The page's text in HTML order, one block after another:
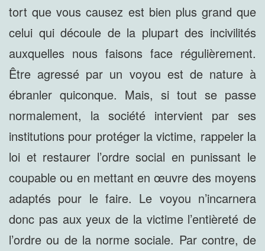
tort que vous causez est bien plus grand que
celui qui découle de la plupart des incivilités
auxquelles nous faisons face régulièrement.
Être agressé par un voyou est de nature à
ébranler quiconque. Mais, si tout se passe
normalement, la société intervient par ses
institutions pour protéger la victime, rappeler la
loi et restaurer l’ordre social en punissant le
coupable ou en mettant en œuvre des moyens
adaptés pour le faire. Le voyou n’incarnera
donc pas aux yeux de la victime l’entièreté de
l’ordre ou de la norme sociale. Par contre, de